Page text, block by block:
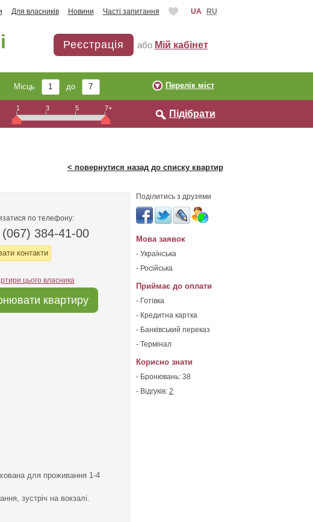
Для власників Новини Часті запитання UA RU
Реєстрація або Мій кабінет
Місць до Перелік міст
1 3 5 7+
Підібрати
< повернутися назад до списку квартир
Поділитись з друзями
Мова заявок
- Українська
- Російська
Приймає до оплати
- Готівка
- Кредитна картка
- Банківський переказ
- Термінал
Корисно знати
- Бронювань: 38
- Відгуків: 2
по телефону:
(067) 384-41-00
контакти
цього власника
квартиру
для проживання 1-4
зустріч на вокзалі.